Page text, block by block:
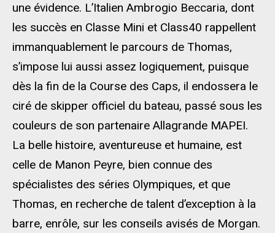
une évidence. L’Italien Ambrogio Beccaria, dont
les succès en Classe Mini et Class40 rappellent
immanquablement le parcours de Thomas,
s’impose lui aussi assez logiquement, puisque
dès la fin de la Course des Caps, il endossera le
ciré de skipper officiel du bateau, passé sous les
couleurs de son partenaire Allagrande MAPEI.
La belle histoire, aventureuse et humaine, est
celle de Manon Peyre, bien connue des
spécialistes des séries Olympiques, et que
Thomas, en recherche de talent d’exception à la
barre, enrôle, sur les conseils avisés de Morgan.